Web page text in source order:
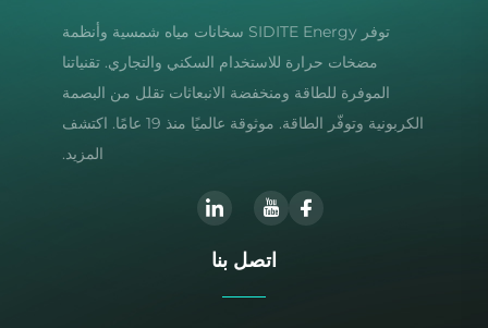
توفر SIDITE Energy سخانات مياه شمسية وأنظمة
مضخات حرارة للاستخدام السكني والتجاري. تقنياتنا
الموفرة للطاقة ومنخفضة الانبعاثات تقلل من البصمة
الكربونية وتوفّر الطاقة. موثوقة عالميًا منذ 19 عامًا. اكتشف
المزيد.
اتصل بنا